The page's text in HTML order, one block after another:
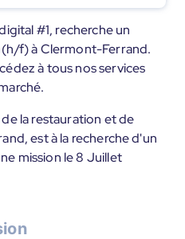
#1, recherche un
f) à Clermont-Ferrand.
à tous nos services
la restauration et de
est à la recherche d'un
mission le 8 Juillet